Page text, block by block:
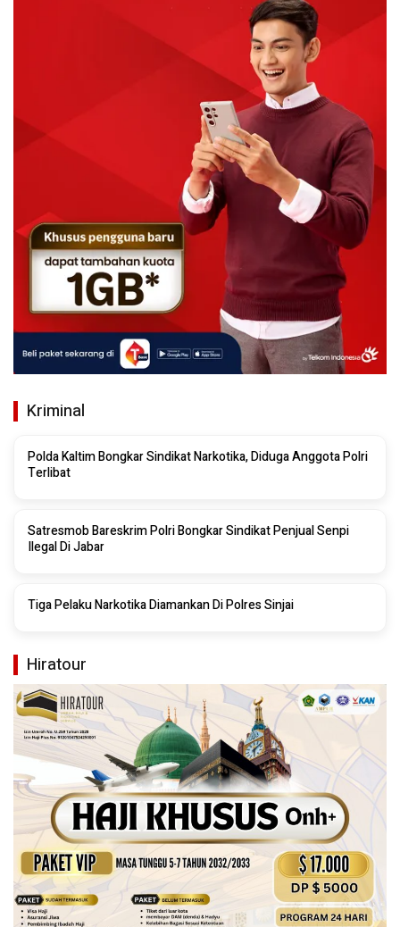
Kriminal
Polda Kaltim Bongkar Sindikat Narkotika, Diduga Anggota Polri
Terlibat
Satresmob Bareskrim Polri Bongkar Sindikat Penjual Senpi
Ilegal Di Jabar
Tiga Pelaku Narkotika Diamankan Di Polres Sinjai
Hiratour